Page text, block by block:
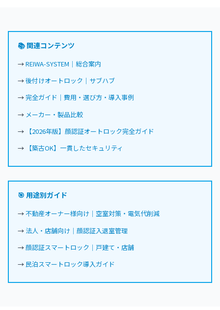
📚 関連コンテンツ
→REIWA-SYSTEM｜総合案内
→後付けオートロック｜サブハブ
→完全ガイド｜費用・選び方・導入事例
→ メーカー・製品比較
→ 【2026年版】顔認証オートロック完全ガイド
→ 【築古OK】一貫したセキュリティ
🎯 用途別ガイド
→不動産オーナー様向け｜空室対策・電気代削減
→ 法人・店舗向け｜顔認証入退室管理
→顔認証スマートロック｜戸建て・店舗
→民泊スマートロック導入ガイド